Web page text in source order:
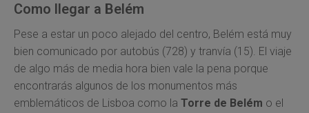
Como llegar a Belém
Pese a estar un poco alejado del centro, Belém está muy
bien comunicado por autobús (728) y tranvía (15). El viaje
de algo más de media hora bien vale la pena porque
encontrarás algunos de los monumentos más
emblemáticos de Lisboa como la Torre de Belém o el